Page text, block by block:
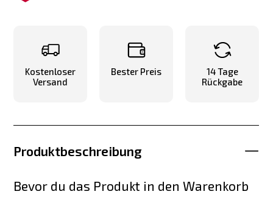
Kostenloser
Versand
Bester Preis
14 Tage
Rückgabe
Produktbeschreibung
Bevor du das Produkt in den Warenkorb